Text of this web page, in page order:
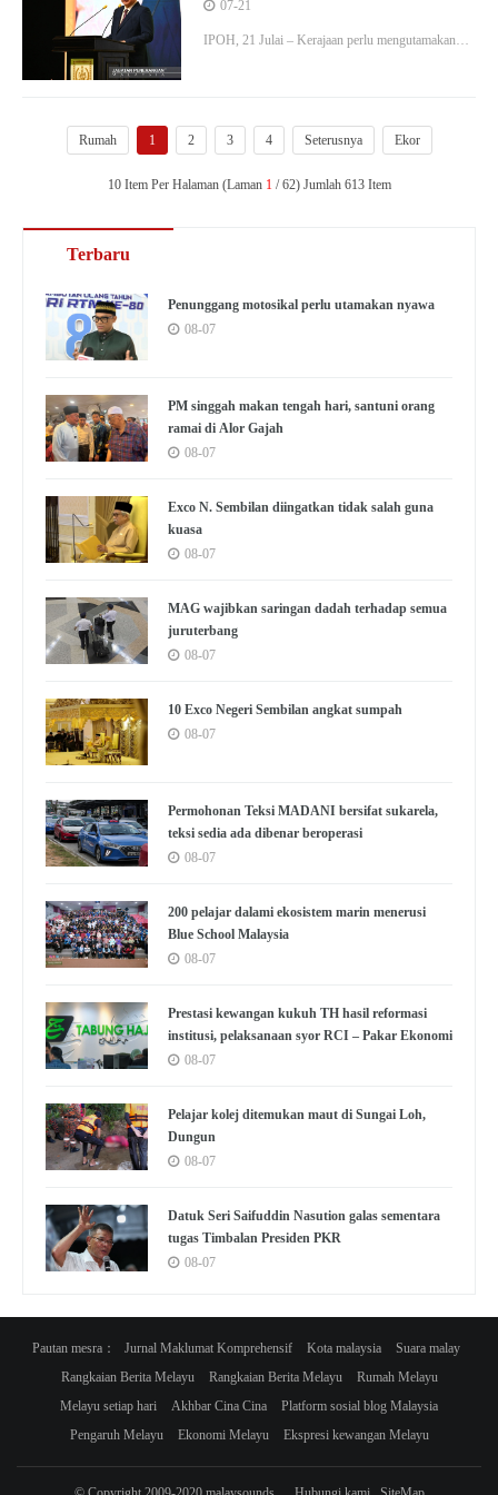
07-21
IPOH, 21 Julai – Kerajaan perlu mengutamakan
kesejahteraan rakyat…
Rumah
1 2 3 4 Seterusnya Ekor
10 Item Per Halaman (Laman 1/ 62) Jumlah 613 Item
Terbaru
Penunggang motosikal perlu utamakan nyawa
08-07
PM singgah makan tengah hari, santuni orang
ramai di Alor Gajah
08-07
Exco N. Sembilan diingatkan tidak salah guna
kuasa
08-07
MAG wajibkan saringan dadah terhadap semua
juruterbang
08-07
10 Exco Negeri Sembilan angkat sumpah
08-07
Permohonan Teksi MADANI bersifat sukarela,
teksi sedia ada dibenar beroperasi
08-07
200 pelajar dalami ekosistem marin menerusi
Blue School Malaysia
08-07
Prestasi kewangan kukuh TH hasil reformasi
institusi, pelaksanaan syor RCI – Pakar Ekonomi
08-07
Pelajar kolej ditemukan maut di Sungai Loh,
Dungun
08-07
Datuk Seri Saifuddin Nasution galas sementara
tugas Timbalan Presiden PKR
08-07
Pautan mesra： Jurnal Maklumat Komprehensif Kota malaysia
Suara malay
Rangkaian Berita Melayu
Rangkaian Berita Melayu
Rumah Melayu
Melayu setiap hari
Akhbar Cina Cina
Platform sosial blog Malaysia
Pengaruh Melayu
Ekonomi Melayu Ekspresi kewangan Melayu